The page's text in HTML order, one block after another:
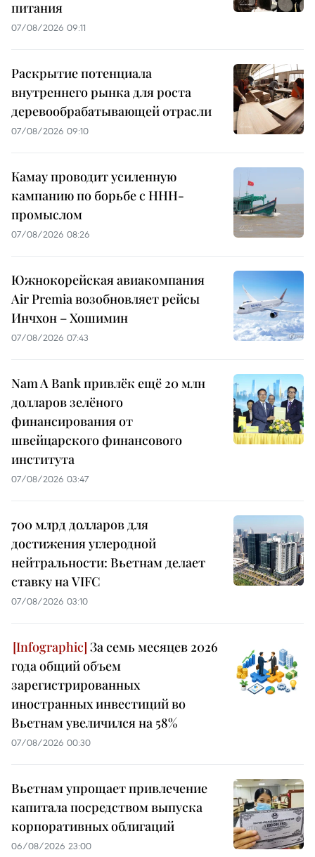
питания
07/08/2026 09:11
Раскрытие потенциала
внутреннего рынка для роста
деревообрабатывающей отрасли
07/08/2026 09:10
Камау проводит усиленную
кампанию по борьбе с ННН-
промыслом
07/08/2026 08:26
Южнокорейская авиакомпания
Air Premia возобновляет рейсы
Инчхон – Хошимин
07/08/2026 07:43
Nam A Bank привлёк ещё 20 млн
долларов зелёного
финансирования от
швейцарского финансового
института
07/08/2026 03:47
700 млрд долларов для
достижения углеродной
нейтральности: Вьетнам делает
ставку на VIFC
07/08/2026 03:10
За семь месяцев 2026
года общий объем
зарегистрированных
иностранных инвестиций во
Вьетнам увеличился на 58%
07/08/2026 00:30
Вьетнам упрощает привлечение
капитала посредством выпуска
корпоративных облигаций
06/08/2026 23:00